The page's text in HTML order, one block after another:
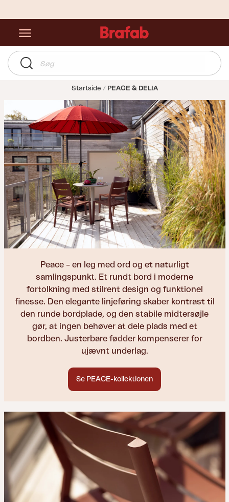
Startside PEACE & DELIA
Peace – en leg med ord og et naturligt
samlingspunkt. Et rundt bord i moderne
fortolkning med stilrent design og funktionel
finesse. Den elegante linjeføring skaber kontrast til
den runde bordplade, og den stabile midtersøjle
gør, at ingen behøver at dele plads med et
bordben. Justerbare fødder kompenserer for
ujævnt underlag.
Se PEACE-kollektionen